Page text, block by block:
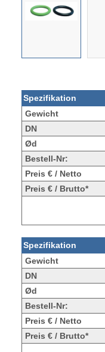
Spezifikation
Gewicht
DN
Ød
Bestell-Nr:
Preis € / Netto
Preis € / Brutto*
Spezifikation
Gewicht
DN
Ød
Bestell-Nr:
Preis € / Netto
Preis € / Brutto*